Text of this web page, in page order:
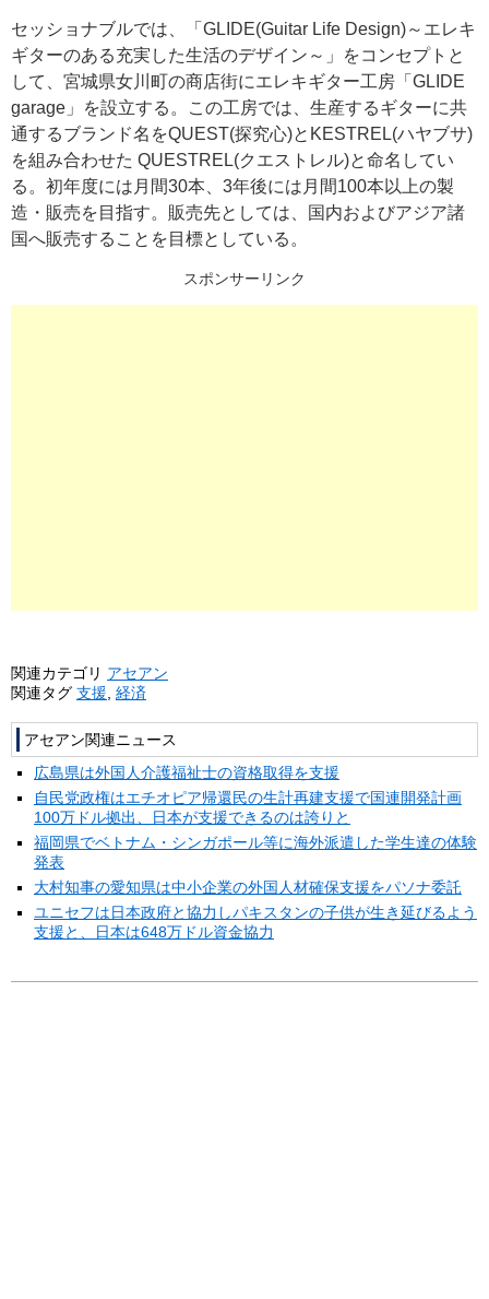
セッショナブルでは、「GLIDE(Guitar Life Design)～エレキ
ギターのある充実した生活のデザイン～」をコンセプトと
して、宮城県女川町の商店街にエレキギター工房「GLIDE
garage」を設立する。この工房では、生産するギターに共
通するブランド名をQUEST(探究心)とKESTREL(ハヤブサ)
を組み合わせた QUESTREL(クエストレル)と命名してい
る。初年度には月間30本、3年後には月間100本以上の製
造・販売を目指す。販売先としては、国内およびアジア諸
国へ販売することを目標としている。
スポンサーリンク
関連カテゴリ アセアン
関連タグ 支援 経済
アセアン関連ニュース
広島県は外国人介護福祉士の資格取得を支援
自民党政権はエチオピア帰還民の生計再建支援で国連開発計画
100万ドル拠出、日本が支援できるのは誇りと
福岡県でベトナム・シンガポール等に海外派遣した学生達の体験
発表
大村知事の愛知県は中小企業の外国人材確保支援をパソナ委託
ユニセフは日本政府と協力しパキスタンの子供が生き延びるよう
支援と、日本は648万ドル資金協力